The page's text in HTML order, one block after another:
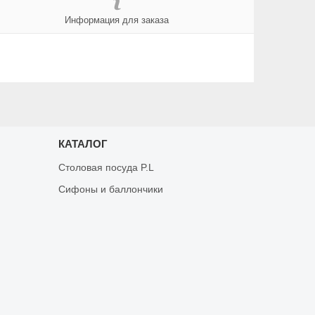
Информация для заказа
КАТАЛОГ
Столовая посуда P.L
Сифоны и баллончики